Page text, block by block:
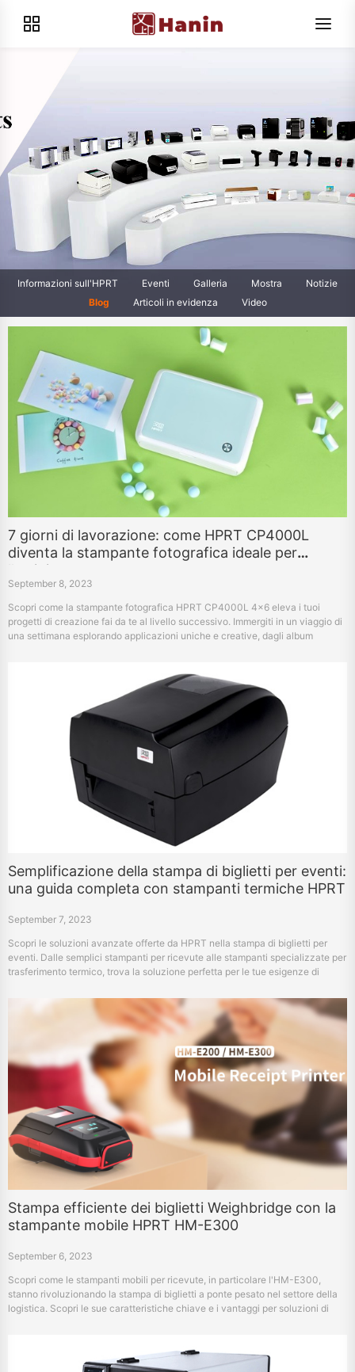
Informazioni sull'HPRT Eventi Galleria Mostra
Notizie
Blog
Articoli in evidenza Video
7 giorni di lavorazione: come HPRT CP4000L
diventa la stampante fotografica ideale per
l'artigianato
September 8, 2023
Scopri come la stampante fotografica HPRT CP4000L 4x6 eleva i tuoi
progetti di creazione fai da te al livello successivo. Immergiti in un viaggio di
una settimana esplorando applicazioni uniche e creative, dagli album
Semplificazione della stampa di biglietti per eventi:
una guida completa con stampanti termiche HPRT
September 7, 2023
Scopri le soluzioni avanzate offerte da HPRT nella stampa di biglietti per
eventi. Dalle semplici stampanti per ricevute alle stampanti specializzate per
trasferimento termico, trova la soluzione perfetta per le tue esigenze di
Stampa efficiente dei biglietti Weighbridge con la
stampante mobile HPRT HM-E300
September 6, 2023
Scopri come le stampanti mobili per ricevute, in particolare l'HM-E300,
stanno rivoluzionando la stampa di biglietti a ponte pesato nel settore della
logistica. Scopri le sue caratteristiche chiave e i vantaggi per soluzioni di